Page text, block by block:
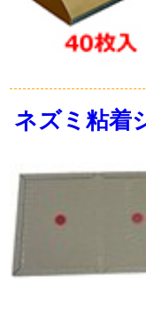
ネズミ粘着